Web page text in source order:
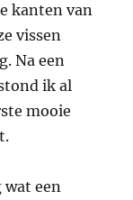
kanten van
vissen
Na een
ik al
mooie